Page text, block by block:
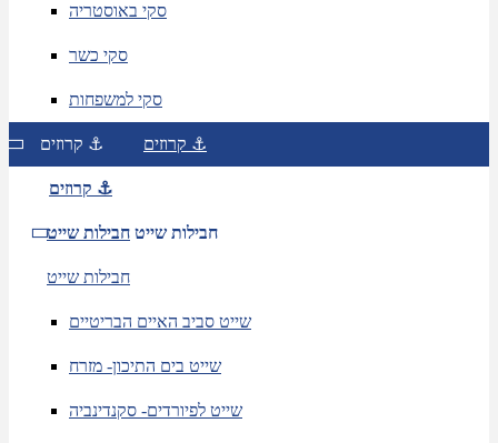
סקי באוסטריה
סקי כשר
סקי למשפחות
קרוזים ⚓ קרוזים ⚓
קרוזים ⚓
חבילות שייט חבילות שייט
חבילות שייט
שייט סביב האיים הבריטיים
שייט בים התיכון- מזרח
שייט לפיורדים- סקנדינביה